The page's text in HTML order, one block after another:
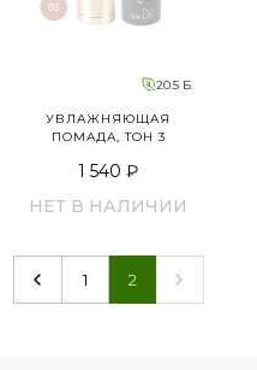
20.5 Б.
УВЛАЖНЯЮЩАЯ
ПОМАДА, ТОН 3
1 540 ₽
НЕТ В НАЛИЧИИ
1 2